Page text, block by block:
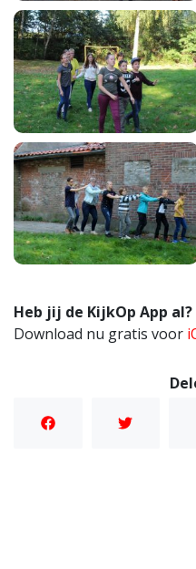
Heb jij de KijkOp App al?
Download nu gratis voor